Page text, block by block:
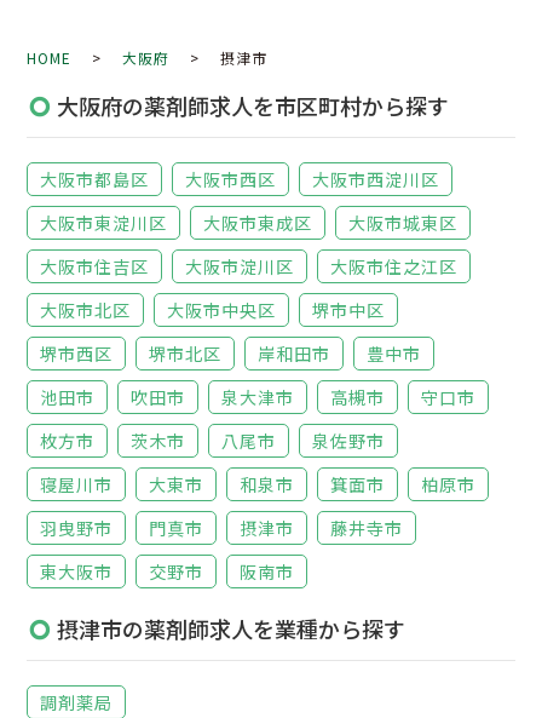
HOME >大阪府 > 摂津市
大阪府の薬剤師求人を市区町村から探す
大阪市都島区 大阪市西区
大阪市西淀川区
大阪市東淀川区
大阪市東成区
大阪市城東区
大阪市住吉区
大阪市淀川区
大阪市住之江区
大阪市北区
大阪市中央区
堺市中区
堺市西区
堺市北区 岸和田市
豊中市
池田市
吹田市 泉大津市 高槻市
守口市
枚方市
茨木市 八尾市
泉佐野市
寝屋川市
大東市 和泉市 箕面市
柏原市
羽曳野市
門真市 摂津市
藤井寺市
東大阪市
交野市 阪南市
摂津市の薬剤師求人を業種から探す
調剤薬局